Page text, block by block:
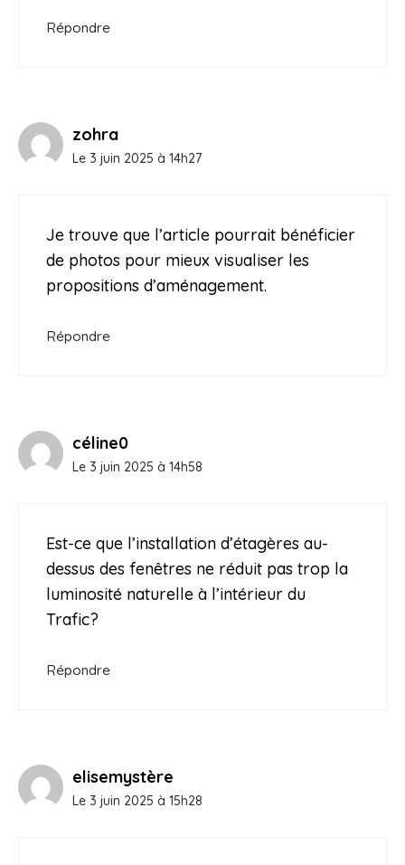
Répondre
zohra
Le 3 juin 2025 à 14h27
Je trouve que l’article pourrait bénéficier
de photos pour mieux visualiser les
propositions d’aménagement.
Répondre
céline0
Le 3 juin 2025 à 14h58
Est-ce que l’installation d’étagères au-
dessus des fenêtres ne réduit pas trop la
luminosité naturelle à l’intérieur du
Trafic?
Répondre
elisemystère
Le 3 juin 2025 à 15h28